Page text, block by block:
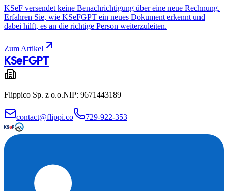
KSeF versendet keine Benachrichtigung über eine neue Rechnung.
Erfahren Sie, wie KSeFGPT ein neues Dokument erkennt und
dabei hilft, es an die richtige Person weiterzuleiten.
Zum Artikel
KSeFGPT
Flippico Sp. z o.o.NIP: 9671443189
contact@flippi.co 729-922-353